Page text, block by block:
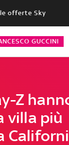
offerte Sky
GUCCINI
Z
villa più